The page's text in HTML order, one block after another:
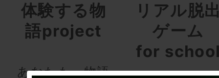
体験する物
語project
あなたも、物語
リアル脱
ゲーム
for